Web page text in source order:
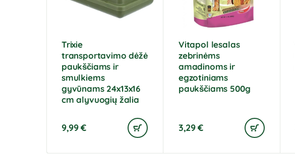
Trixie
transportavimo dėžė
paukščiams ir
smulkiems
gyvūnams 24x13x16
cm alyvuogių žalia
9,99€
Vitapol lesalas
zebrinėms
amadinoms ir
egzotiniams
paukščiams 500g
3,29€